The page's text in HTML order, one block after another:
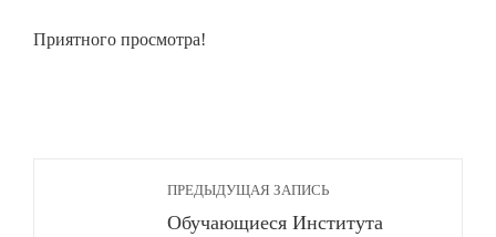
Приятного просмотра!
ПРЕДЫДУЩАЯ ЗАПИСЬ
Обучающиеся Института